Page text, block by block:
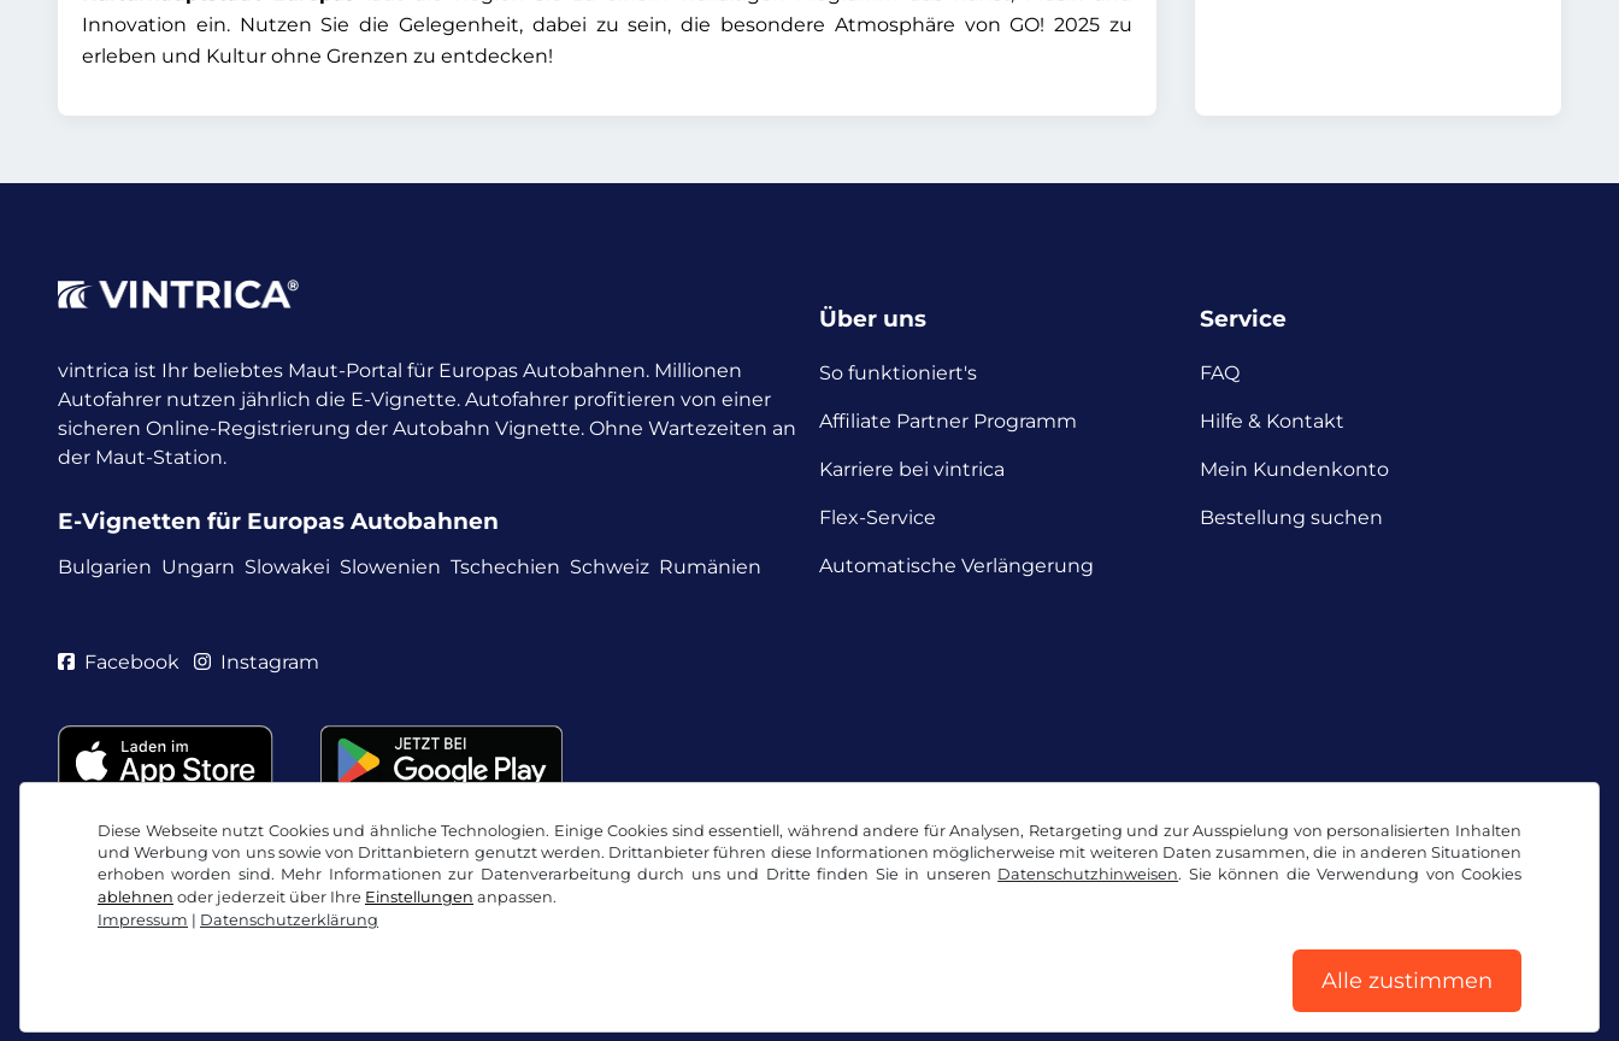
Diese Webseite nutzt Cookies und ähnliche Technologien. Einige Cookies sind essentiell, während andere für Analysen, Retargeting und zur Ausspielung von personalisierten Inhalten
und Werbung von uns sowie von Drittanbietern genutzt werden. Drittanbieter führen diese Informationen möglicherweise mit weiteren Daten zusammen, die in anderen Situationen
erhoben worden sind. Mehr Informationen zur Datenverarbeitung durch uns und Dritte finden Sie in unseren Datenschutzhinweisen. Sie können die Verwendung von Cookies
ablehnen oder jederzeit über Ihre Einstellungen anpassen.
Impressum | Datenschutzerklärung
Alle zustimmen
Innovation ein. Nutzen Sie die Gelegenheit, dabei zu sein, die besondere Atmosphäre von GO! 2025 zu
erleben und Kultur ohne Grenzen zu entdecken!
vintrica ist Ihr beliebtes Maut-Portal für Europas Autobahnen. Millionen
Autofahrer nutzen jährlich die E-Vignette. Autofahrer profitieren von einer
sicheren Online-Registrierung der Autobahn Vignette. Ohne Wartezeiten an
der Maut-Station.
E-Vignetten für Europas Autobahnen
Bulgarien Ungarn Slowakei Slowenien Tschechien Schweiz Rumänien
Über uns
So funktioniert's
Affiliate Partner Programm
Karriere bei vintrica
Flex-Service
Automatische Verlängerung
Service
FAQ
Hilfe & Kontakt
Mein Kundenkonto
Bestellung suchen
Facebook Instagram